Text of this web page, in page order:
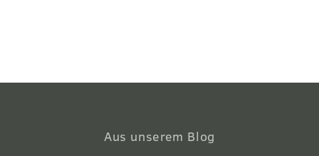
Aus unserem Blog